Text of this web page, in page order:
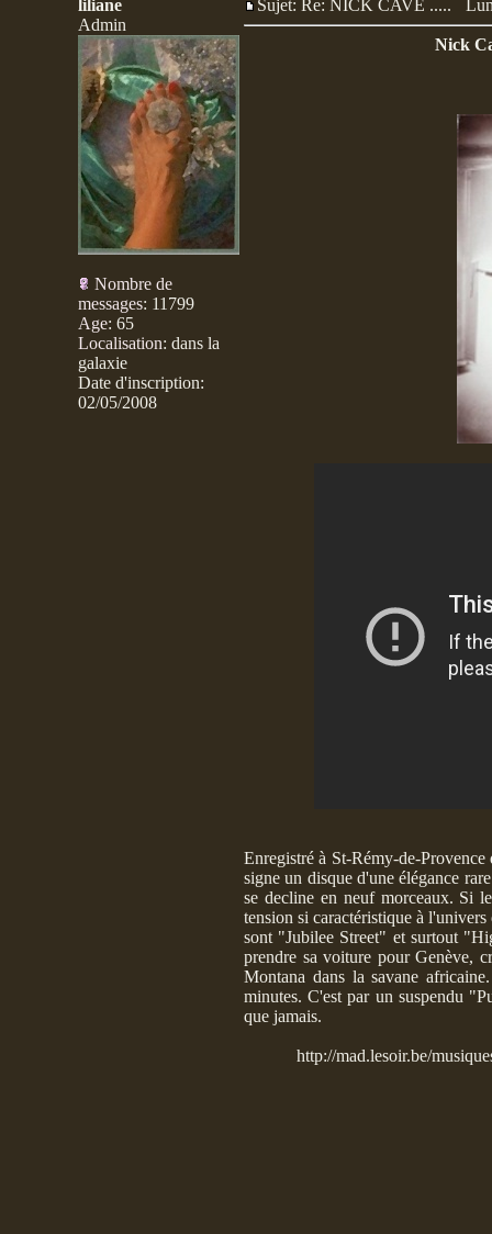
liliane
Admin
Nombre de
messages: 11799
Age: 65
Localisation: dans la
galaxie
Date d'inscription:
02/05/2008
Sujet: Re: NICK CAVE .....
Nick
Enregistré à St-Rémy-de-
signe un disque d'une élégance
se decline en neuf morceaux. Si
tension si caractéristique à
sont "Jubilee Street" et surtout
prendre sa voiture pour Genève,
Montana dans la savane
minutes. C'est par un suspendu
que jamais.
http://mad.lesoir.be/